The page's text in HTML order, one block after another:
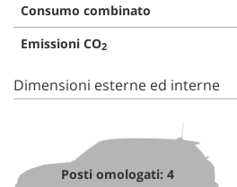
Consumo combinato
Emissioni CO2
Dimensioni esterne ed interne
Posti omologati: 4